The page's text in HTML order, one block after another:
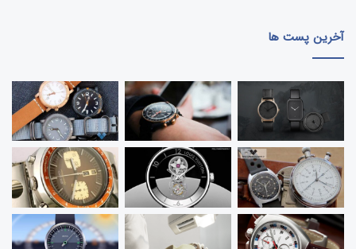
نکته خود یکی برتری ساعت مکانیکی اتوماتیک بر ساعت
مکانیکی کوکی است.
با این حال، از این نقطه به بعد یک موتور اتوماتیک
همانند یک موتور باکوک دستی عمل می کند. آزادسازی
انرژی، کشش دنده، چرخ دنگ و چرخ تعادل و یک حرت
ملایم دست نتیجه مطلوب را حاصل می کند.
آخرین پست ها